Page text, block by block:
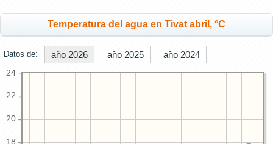
Temperatura del agua en Tivat abril, °C
Datos de: año 2026 año 2025 año 2024
18
20
22
24